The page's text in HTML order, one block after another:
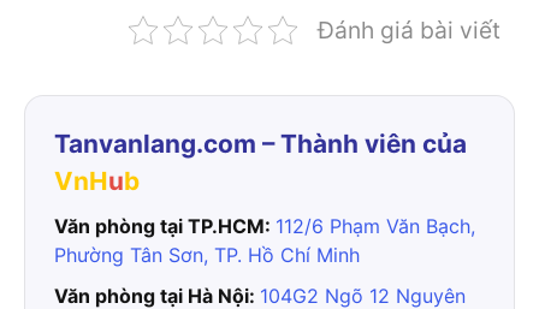
Đánh giá bài viết
Tanvanlang.com – Thành viên của
VnHub
Văn phòng tại TP.HCM: 112/6 Phạm Văn Bạch,
Phường Tân Sơn, TP. Hồ Chí Minh
Văn phòng tại Hà Nội: 104G2 Ngõ 12 Nguyên